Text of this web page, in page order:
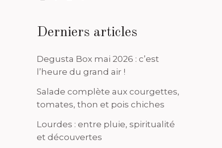
Derniers articles
Degusta Box mai 2026 : c’est
l’heure du grand air !
Salade complète aux courgettes,
tomates, thon et pois chiches
Lourdes : entre pluie, spiritualité
et découvertes